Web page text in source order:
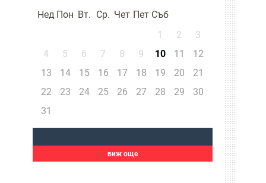
Нед Пон Вт. Ср. Чет Пет Съб
1
2
3
4
5 6 7 8 9 10 11
12
13
14 15 16 17 18 19 20
21
22
23 24 25 26 27 28 29
30
31
виж още